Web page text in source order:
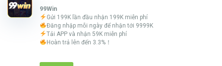
99Win
Gửi 199K lần đầu nhận 199K miễn phí
Đăng nhập mỗi ngày để nhận tới 9999K
Tải APP và nhận 59K miễn phí
Hoàn trả lên đến 3.3%！